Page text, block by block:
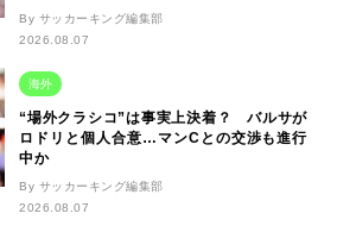
By サッカーキング編集部
2026.08.07
海外
“場外クラシコ”は事実上決着？ バルサが
ロドリと個人合意…マンCとの交渉も進行
中か
By サッカーキング編集部
2026.08.07